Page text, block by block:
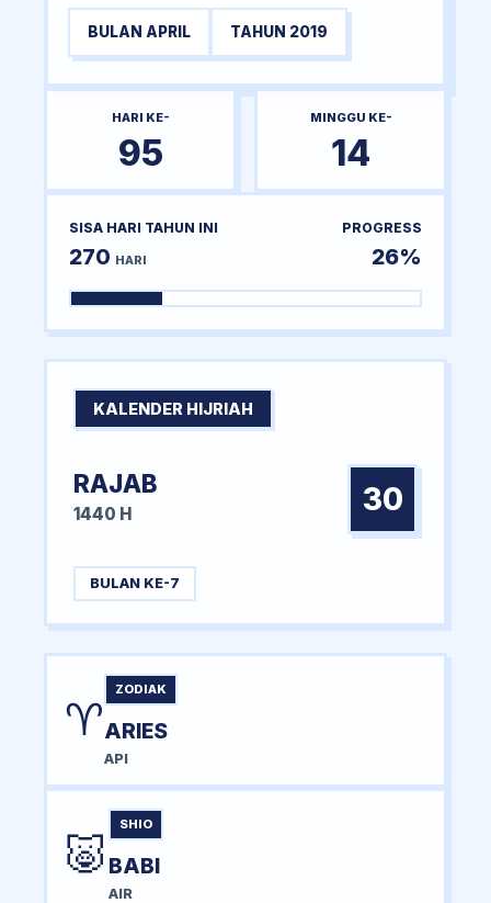
BULAN APRIL TAHUN 2019
HARI KE-
95
MINGGU KE-
14
SISA HARI TAHUN INI
270 HARI
PROGRESS
26%
KALENDER HIJRIAH
RAJAB
1440 H 30
BULAN KE-7
♈
ZODIAK
ARIES
API
🐷
SHIO
BABI
AIR